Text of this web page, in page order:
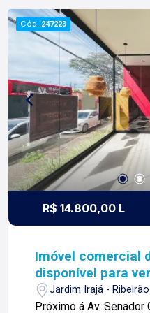
esta é a nossa
verdadeiro sentido de
os dias construímos
com nossos
imobiliária que
arrojo e a força
sua principal
Cód. 247223
R$ 14.800,00 L
Imóvel comercial
disponível para
Jardim Irajá -
Próximo á Av. Senador